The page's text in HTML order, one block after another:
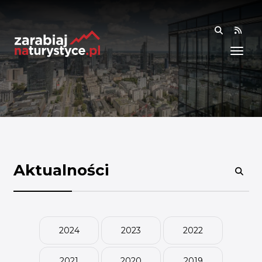
RSS
WIEDZA
ANALIZY I RAPORTY
BADANIA I DANE
Aktualności
2024 2023 2022